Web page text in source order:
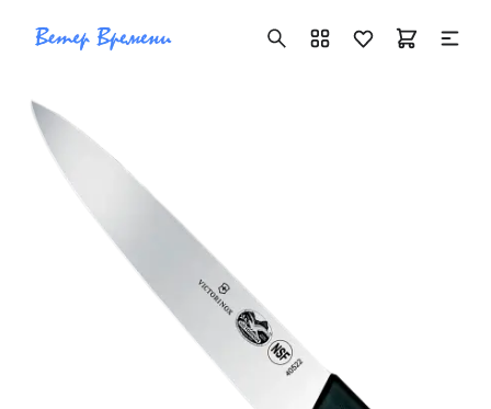
Авторизация
Каталог